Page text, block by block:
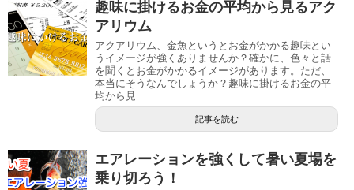
趣味に掛けるお金の平均から見るアク
アリウム
アクアリウム、金魚というとお金がかかる趣味とい
うイメージが強くありませんか？確かに、色々と話
を聞くとお金がかかるイメージがあります。ただ、
本当にそうなんでしょうか？趣味に掛けるお金の平
均から見...
記事を読む
エアレーションを強くして暑い夏場を
乗り切ろう！